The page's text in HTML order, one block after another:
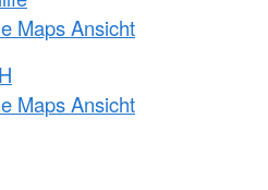
Maps Ansicht
Maps Ansicht